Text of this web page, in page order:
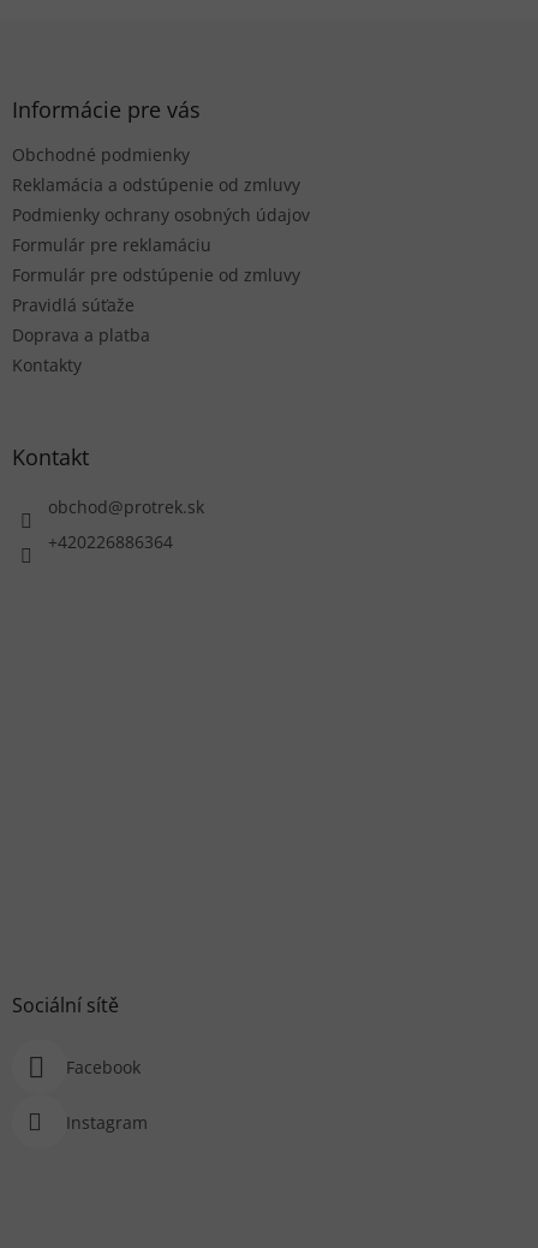
Informácie pre vás
Obchodné podmienky
Reklamácia a odstúpenie od zmluvy
Podmienky ochrany osobných údajov
Formulár pre reklamáciu
Formulár pre odstúpenie od zmluvy
Pravidlá súťaže
Doprava a platba
Kontakty
Kontakt
obchod@protrek.sk
+420226886364
Sociální sítě
Facebook
Instagram